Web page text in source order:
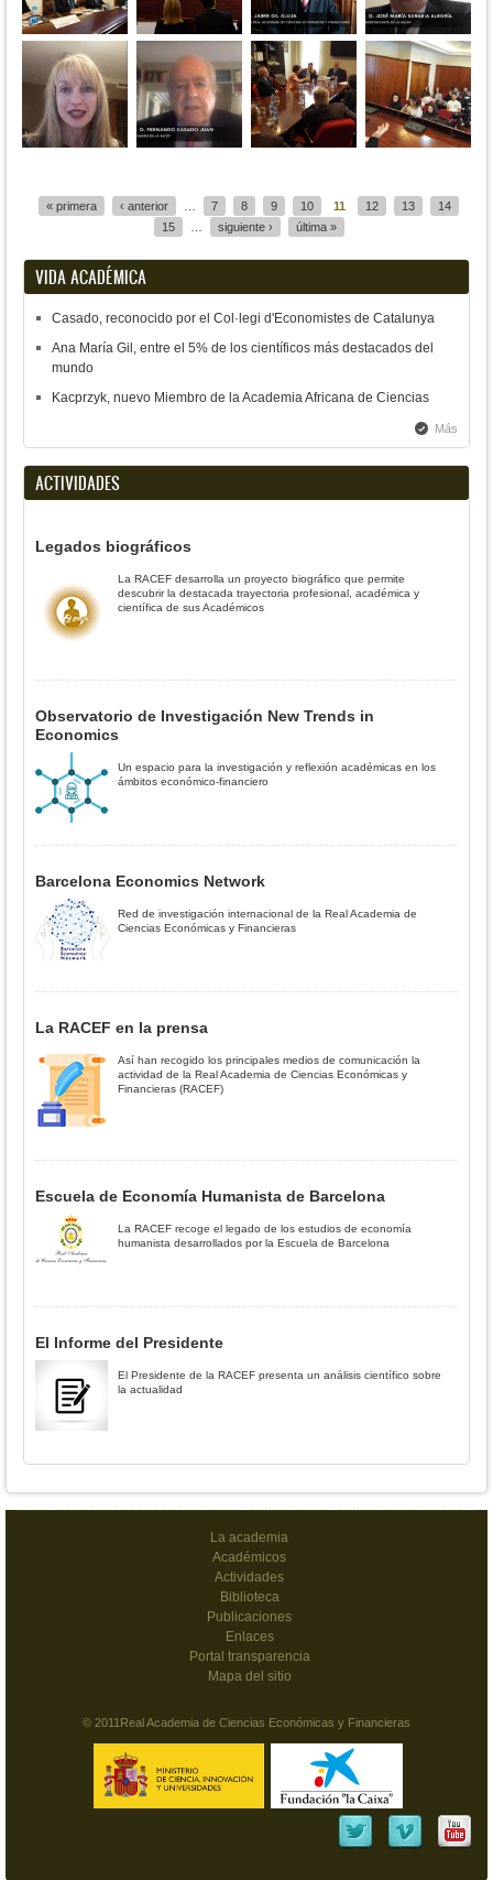
« primera ‹ anterior 7 8 9 10 11 12 13
14
15
siguiente › última »
VIDA ACADÉMICA
Casado, reconocido por el Col·legi d'Economistes de Catalunya
Ana María Gil, entre el 5% de los científicos más destacados del
mundo
Kacprzyk, nuevo Miembro de la Academia Africana de Ciencias
Más
ACTIVIDADES
Legados biográficos
La RACEF desarrolla un proyecto biográfico que permite
descubrir la destacada trayectoria profesional, académica y
científica de sus Académicos
Observatorio de Investigación New Trends in
Economics
Un espacio para la investigación y reflexión académicas en los
ámbitos económico-financiero
Barcelona Economics Network
Red de investigación internacional de la Real Academia de
Ciencias Económicas y Financieras
La RACEF en la prensa
Así han recogido los principales medios de comunicación la
actividad de la Real Academia de Ciencias Económicas y
Financieras (RACEF)
Escuela de Economía Humanista de Barcelona
La RACEF recoge el legado de los estudios de economía
humanista desarrollados por la Escuela de Barcelona
El Informe del Presidente
El Presidente de la RACEF presenta un análisis científico sobre
la actualidad
La academia
Académicos
Actividades
Biblioteca
Publicaciones
Enlaces
Portal transparencia
Mapa del sitio
© 2011Real Academia de Ciencias Económicas y Financieras